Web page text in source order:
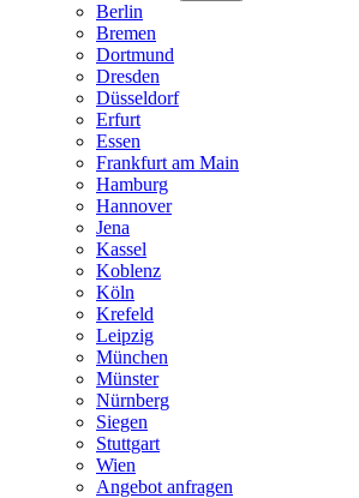
Berlin
Bremen
Dortmund
Dresden
Düsseldorf
Erfurt
Essen
Frankfurt am Main
Hamburg
Hannover
Jena
Kassel
Koblenz
Köln
Krefeld
Leipzig
München
Münster
Nürnberg
Siegen
Stuttgart
Wien
Angebot anfragen